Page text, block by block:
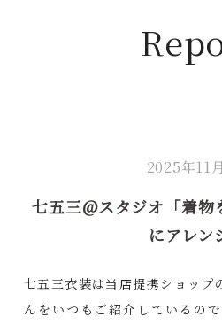
2025年11
七五三@スタジオ「着物
にアレン
七五三衣装は当店提携ショッ
んをいつもご紹介しているの